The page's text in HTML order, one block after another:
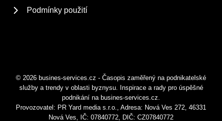
Podmínky použití
© 2026 busines-services.cz - Časopis zaměřený na podnikatelské
služby a trendy v oblasti byznysu. Inspirace a rady pro úspěšné
podnikání na busines-services.cz.
Provozovatel: PR Yard media s.r.o., Adresa: Nová Ves 272, 46331
Nová Ves, IČ: 07840772, DIČ: CZ07840772